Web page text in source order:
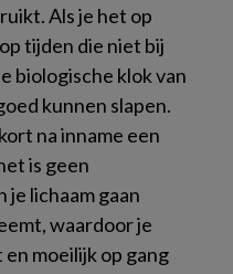
Als je het op
tijden die niet bij
biologische klok van
kunnen slapen.
na inname een
is geen
je lichaam gaan
waardoor je
moeilijk op gang